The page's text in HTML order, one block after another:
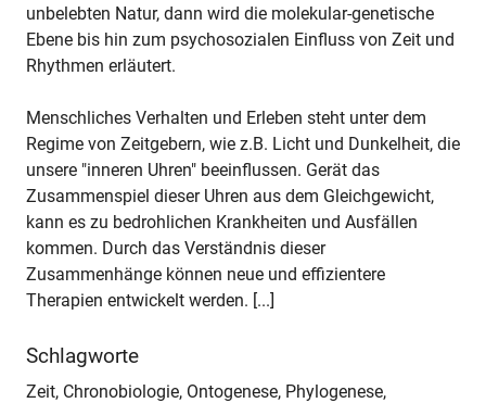
unbelebten Natur, dann wird die molekular-genetische
Ebene bis hin zum psychosozialen Einfluss von Zeit und
Rhythmen erläutert.
Menschliches Verhalten und Erleben steht unter dem
Regime von Zeitgebern, wie z.B. Licht und Dunkelheit, die
unsere "inneren Uhren" beeinflussen. Gerät das
Zusammenspiel dieser Uhren aus dem Gleichgewicht,
kann es zu bedrohlichen Krankheiten und Ausfällen
kommen. Durch das Verständnis dieser
Zusammenhänge können neue und effizientere
Therapien entwickelt werden. [...]
Schlagworte
Zeit, Chronobiologie, Ontogenese, Phylogenese,